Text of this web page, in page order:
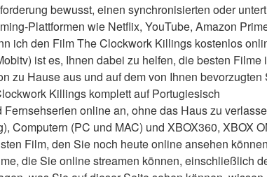
bewusst, einen synchronisierten oder
Plattformen wie Netflix, YouTube, Amazon
ich den Film The Clockwork Killings kostenlos
ist es, Ihnen dabei zu helfen, die besten Filme
zu Hause aus und auf dem von Ihnen
Killings komplett auf Portugiesisch
online an, ohne das Haus zu
Computern (PC und MAC) und XBOX360, XBOX
Film, den Sie noch heute online ansehen
die Sie online streamen können, einschließlich